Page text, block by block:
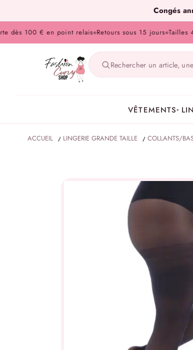
Congés
100 € en point relais ◆Retours sous 15 jours◆ Tailles 42 à
VÊTEMENTS▾
ACCUEIL / LINGERIE GRANDE TAILLE / COLLANTS/